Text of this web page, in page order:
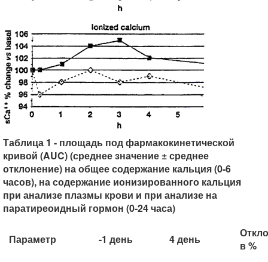
Таблица 1 - площадь под фармакокинетической
кривой (AUC) (среднее значение ± среднее
отклонение) на общее содержание кальция (0-6
часов), на содержание ионизированного кальция
при анализе плазмы крови и при анализе на
паратиреоидный гормон (0-24 часа)
Параметр -1 день 4 день
в %